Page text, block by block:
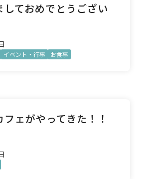
しておめでとうござい
イベント・行事 お食事
ェがやってきた！！